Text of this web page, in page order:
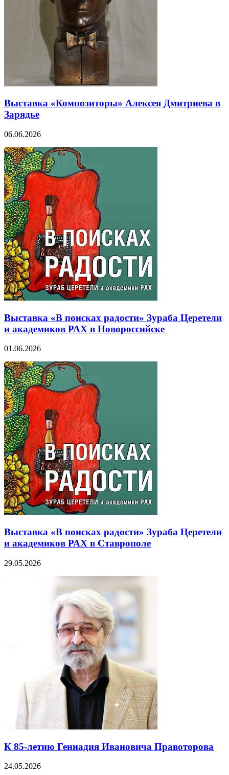
Выставка «Композиторы» Алексея Дмитриева в
Зарядье
06.06.2026
Выставка «В поисках радости» Зураба Церетели
и академиков РАХ в Новороссийске
01.06.2026
Выставка «В поисках радости» Зураба Церетели
и академиков РАХ в Ставрополе
29.05.2026
К 85-летию Геннадия Ивановича Правоторова
24.05.2026